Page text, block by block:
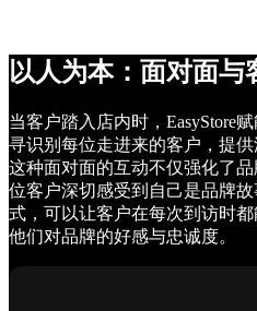
以人为本：面对面与
当客户踏入店内时，EasyStore
寻识别每位走进来的客户，提
这种面对面的互动不仅强化了
位客户深切感受到自己是品牌
式，可以让客户在每次到访时
他们对品牌的好感与忠诚度。